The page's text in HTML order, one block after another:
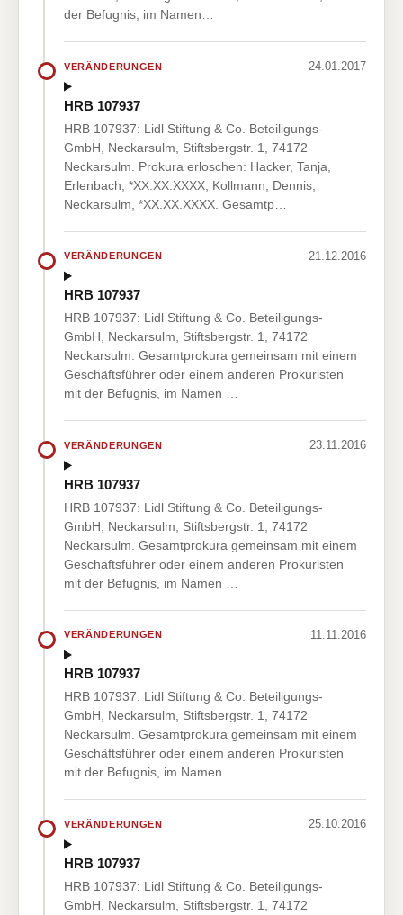
der Befugnis, im Namen…
VERÄNDERUNGEN 24.01.2017
HRB 107937
HRB 107937: Lidl Stiftung & Co. Beteiligungs-
GmbH, Neckarsulm, Stiftsbergstr. 1, 74172
Neckarsulm. Prokura erloschen: Hacker, Tanja,
Erlenbach, *XX.XX.XXXX; Kollmann, Dennis,
Neckarsulm, *XX.XX.XXXX. Gesamtp…
VERÄNDERUNGEN 21.12.2016
HRB 107937
HRB 107937: Lidl Stiftung & Co. Beteiligungs-
GmbH, Neckarsulm, Stiftsbergstr. 1, 74172
Neckarsulm. Gesamtprokura gemeinsam mit einem
Geschäftsführer oder einem anderen Prokuristen
mit der Befugnis, im Namen …
VERÄNDERUNGEN 23.11.2016
HRB 107937
HRB 107937: Lidl Stiftung & Co. Beteiligungs-
GmbH, Neckarsulm, Stiftsbergstr. 1, 74172
Neckarsulm. Gesamtprokura gemeinsam mit einem
Geschäftsführer oder einem anderen Prokuristen
mit der Befugnis, im Namen …
VERÄNDERUNGEN 11.11.2016
HRB 107937
HRB 107937: Lidl Stiftung & Co. Beteiligungs-
GmbH, Neckarsulm, Stiftsbergstr. 1, 74172
Neckarsulm. Gesamtprokura gemeinsam mit einem
Geschäftsführer oder einem anderen Prokuristen
mit der Befugnis, im Namen …
VERÄNDERUNGEN 25.10.2016
HRB 107937
HRB 107937: Lidl Stiftung & Co. Beteiligungs-
GmbH, Neckarsulm, Stiftsbergstr. 1, 74172